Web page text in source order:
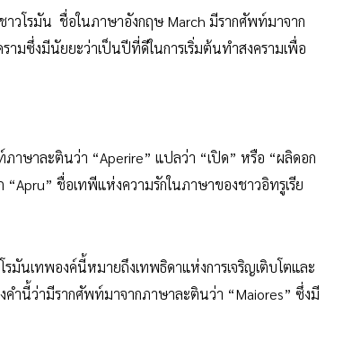
วโรมัน ชื่อในภาษาอังกฤษ March มีรากศัพท์มาจาก
าษาละตินว่า “Aperire” แปลว่า “เปิด” หรือ “ผลิดอก
ชื่อเทพีแห่งความรักในภาษาของชาวอิทรูเรีย
มันเทพองค์นี้หมายถึงเทพธิดาแห่งการเจริญเติบโตและ
ำนี้ว่ามีรากศัพท์มาจากภาษาละตินว่า “Maiores” ซึ่งมี